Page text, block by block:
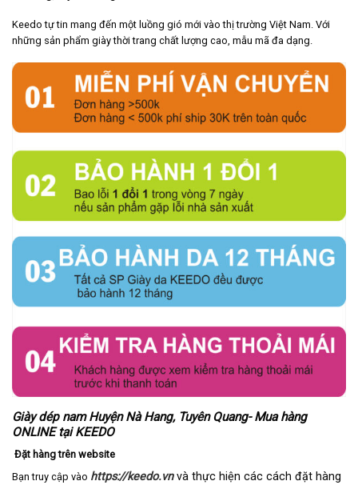
Keedo tự tin mang đến một luồng gió mới vào thị trường Việt Nam. Với
những sản phẩm giày thời trang chất lượng cao, mẫu mã đa dạng.
Giày dép nam Huyện Nà Hang, Tuyên Quang- Mua hàng
ONLINE tại KEEDO
Đặt hàng trên website
Bạn truy cập vào https://keedo.vnvà thực hiện các cách đặt hàng